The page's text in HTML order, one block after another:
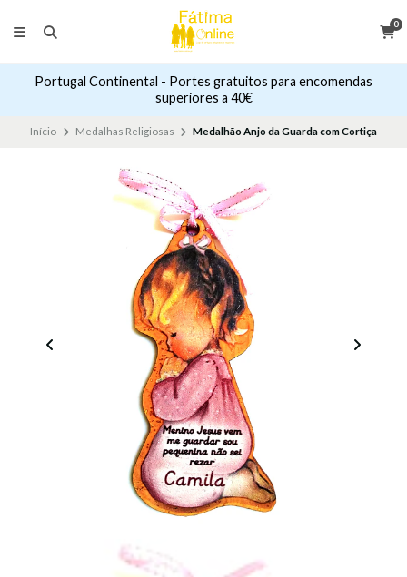
0
Portugal Continental - Portes gratuitos para encomendas
superiores a 40€
Início Medalhas Religiosas Medalhão Anjo da Guarda com Cortiça